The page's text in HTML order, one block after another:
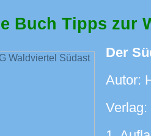
Buch Tipps zur
Der
Autor: